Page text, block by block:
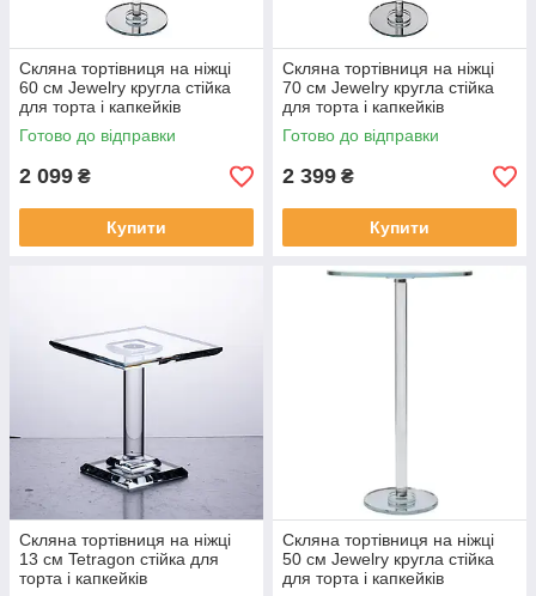
Скляна тортівниця на ніжці
60 см Jewelry кругла стійка
для торта і капкейків
Готово до відправки
2 099 ₴
Купити
Скляна тортівниця на ніжці
70 см Jewelry кругла стійка
для торта і капкейків
Готово до відправки
2 399 ₴
Купити
Скляна тортівниця на ніжці
13 см Tetragon стійка для
торта і капкейків
Скляна тортівниця на ніжці
50 см Jewelry кругла стійка
для торта і капкейків